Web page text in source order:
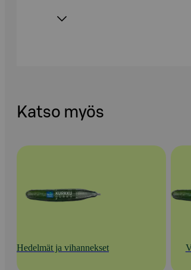
Katso myös
Hedelmät ja vihannekset